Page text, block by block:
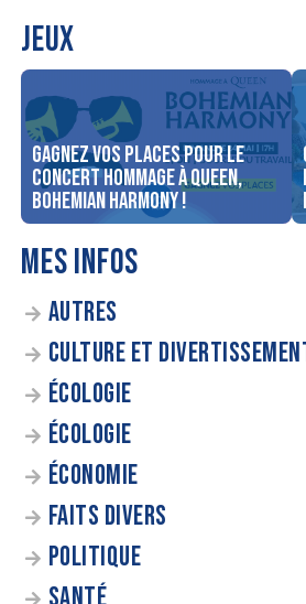
JEUX
Gagnez vos places pour le
concert Hommage à Queen,
Bohemian Harmony !
MES INFOS
AUTRES
CULTURE ET
ÉCOLOGIE
ÉCOLOGIE
ÉCONOMIE
FAITS DIVERS
POLITIQUE